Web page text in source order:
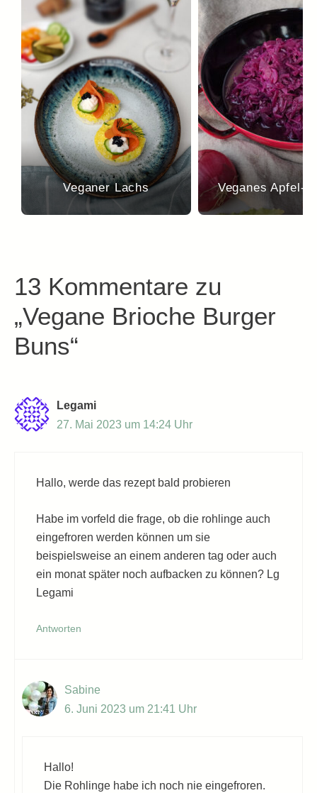
Veganer Lachs Veganes Apfel-
13 Kommentare zu
„Vegane Brioche Burger
Buns“
Legami
27. Mai 2023 um 14:24 Uhr
Hallo, werde das rezept bald probieren
Habe im vorfeld die frage, ob die rohlinge auch
eingefroren werden können um sie
beispielsweise an einem anderen tag oder auch
ein monat später noch aufbacken zu können? Lg
Legami
Antworten
Sabine
6. Juni 2023 um 21:41 Uhr
Hallo!
Die Rohlinge habe ich noch nie eingefroren.